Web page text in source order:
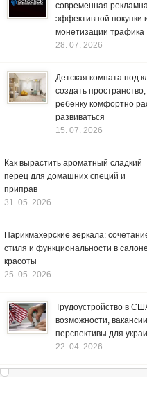
современная
эффективной покупки
монетизации трафика
28. 07. 2026
Детская комната под
создать
ребенку комфортно
развиваться
15. 07. 2026
Как вырастить ароматный сладкий
перец для домашних специй и
приправ
31. 05. 2026
Парикмахерские зеркала:
стиля и функциональности в салоне
красоты
25. 05. 2026
Трудоустройство в
возможности,
перспективы для
22. 04. 2026